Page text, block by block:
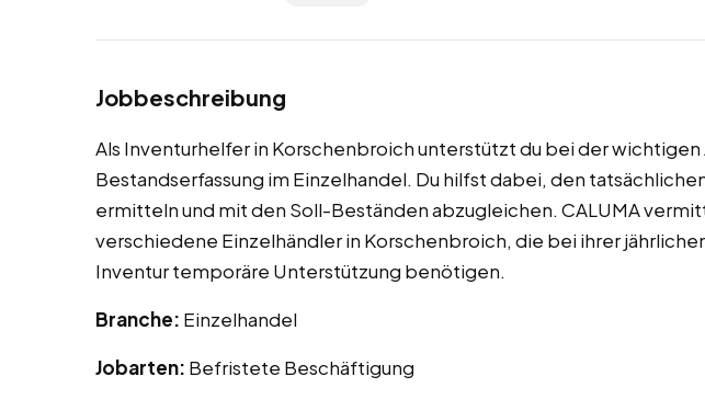
Jobbeschreibung
Als Inventurhelfer in Korschenbroich unterstützt du bei der
Bestandserfassung im Einzelhandel. Du hilfst dabei, den
ermitteln und mit den Soll-Beständen abzugleichen. CALUMA
verschiedene Einzelhändler in Korschenbroich, die bei ihrer
Inventur temporäre Unterstützung benötigen.
Branche: Einzelhandel
Jobarten: Befristete Beschäftigung